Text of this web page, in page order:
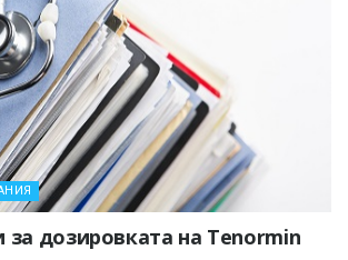
за дозировката на Tenormin